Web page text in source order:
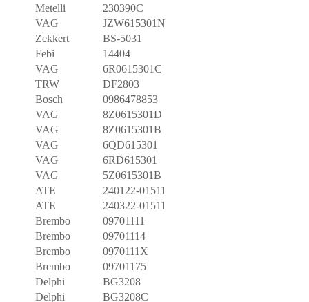
Metelli
230390C
VAG
JZW615301N
Zekkert
BS-5031
Febi
14404
VAG
6R0615301C
TRW
DF2803
Bosch
0986478853
VAG
8Z0615301D
VAG
8Z0615301B
VAG
6QD615301
VAG
6RD615301
VAG
5Z0615301B
ATE
240122-01511
ATE
240322-01511
Brembo
09701111
Brembo
09701114
Brembo
0970111X
Brembo
09701175
Delphi
BG3208
Delphi
BG3208C